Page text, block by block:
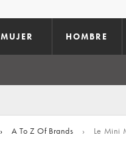
MUJER HOMBRE
› A To Z Of Brands › Le Mini